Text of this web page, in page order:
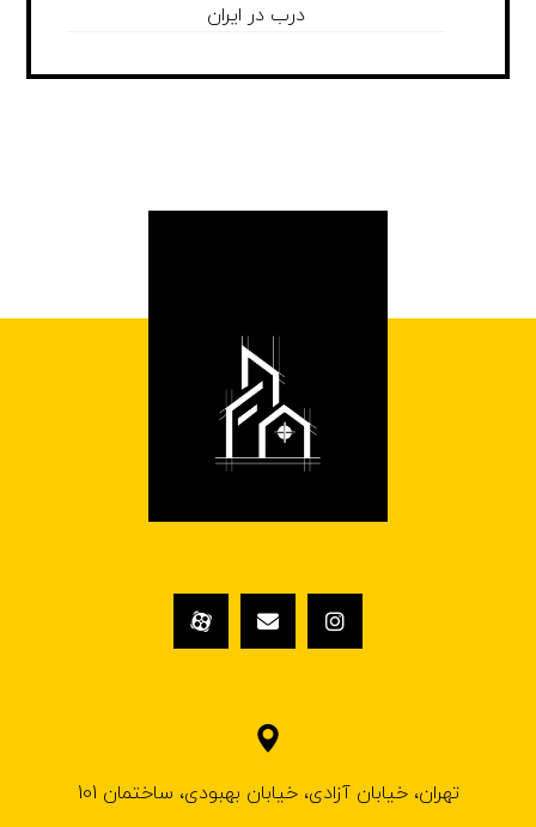
درب در ایران
تهران، خیابان آزادی، خیابان بهبودی، ساختمان 101